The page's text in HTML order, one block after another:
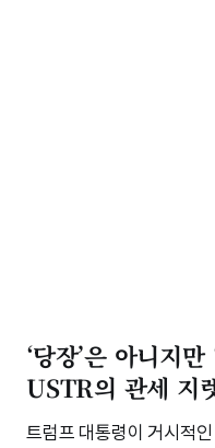
‘당장’은 아니지
USTR의 관세 지
트럼프 대통령이 거시적